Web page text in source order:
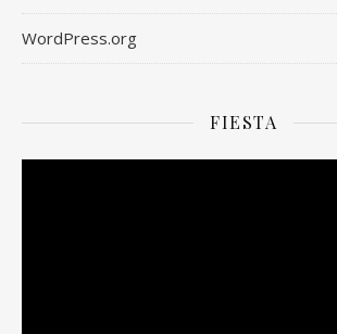
WordPress.org
FIESTA
Odtwarzacz